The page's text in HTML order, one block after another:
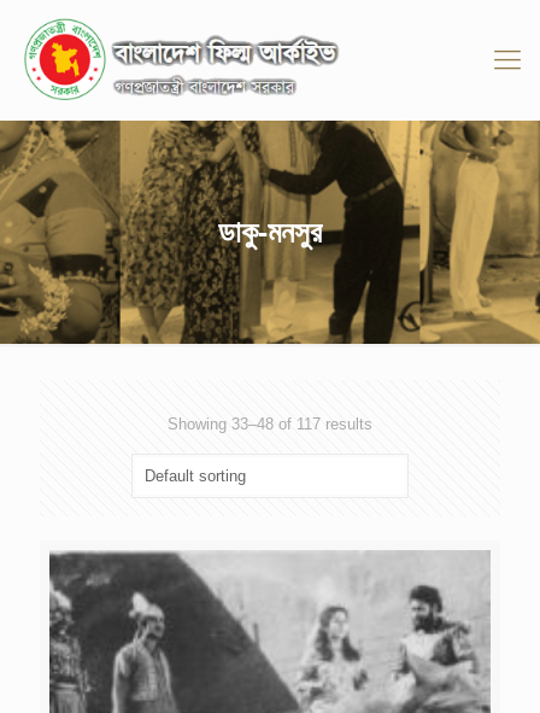
ডাকু-মনসুর
Showing 33–48 of 117 results